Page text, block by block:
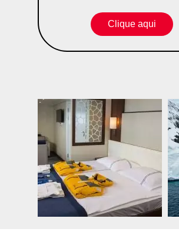
Clique aqui